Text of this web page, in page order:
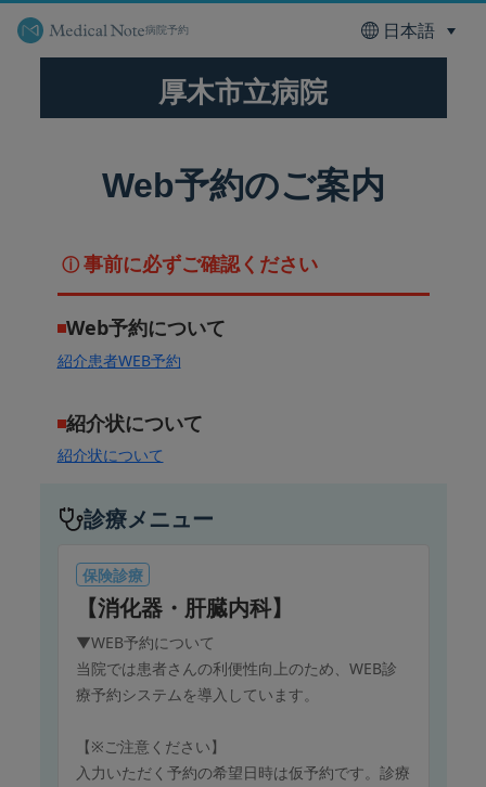
病院予約
厚木市立病院
Web予約のご案内
ⓘ 事前に必ずご確認ください
Web予約について
紹介患者WEB予約
紹介状について
紹介状について
診療メニュー
保険診療
【消化器・肝臓内科】
▼WEB予約について
当院では患者さんの利便性向上のため、WEB診
療予約システムを導入しています。
【※ご注意ください】
入力いただく予約の希望日時は仮予約です。診療